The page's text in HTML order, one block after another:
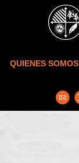
Skip to main content
QUIENES SOMOS